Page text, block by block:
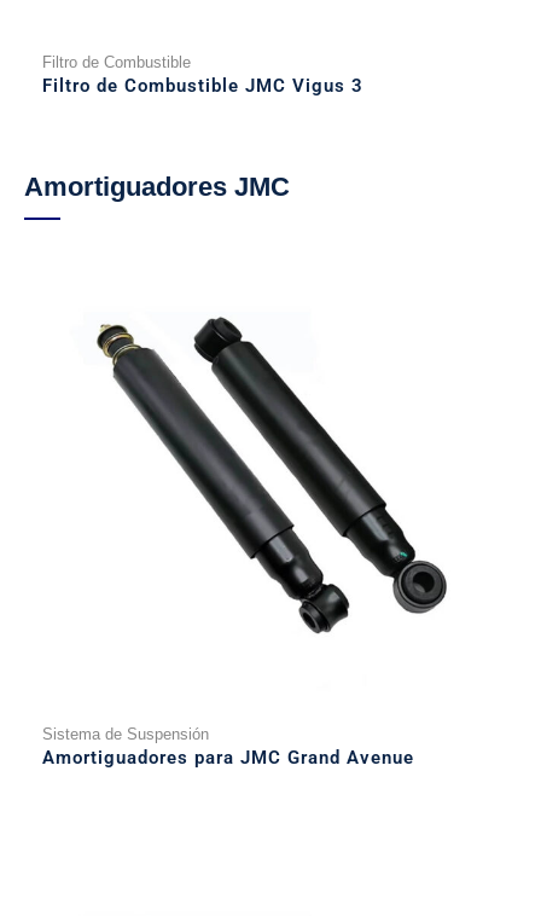
Filtro de Combustible
Filtro de Combustible JMC Vigus 3
Amortiguadores JMC
Sistema de Suspensión
Amortiguadores para JMC Grand Avenue